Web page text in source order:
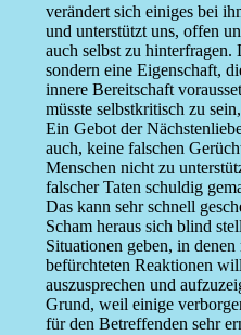
verändert sich einiges bei
und unterstützt uns, offen
auch selbst zu hinterfragen.
sondern eine Eigenschaft,
innere Bereitschaft
müsste selbstkritisch zu
Ein Gebot der
auch, keine falschen
Menschen nicht zu
falscher Taten schuldig
Das kann sehr schnell
Scham heraus sich blind
Situationen geben, in
befürchteten Reaktionen
auszusprechen und
Grund, weil einige
für den Betreffenden sehr